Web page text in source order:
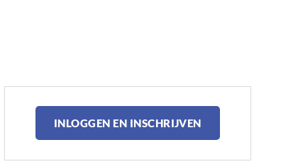
INLOGGEN EN INSCHRIJVEN